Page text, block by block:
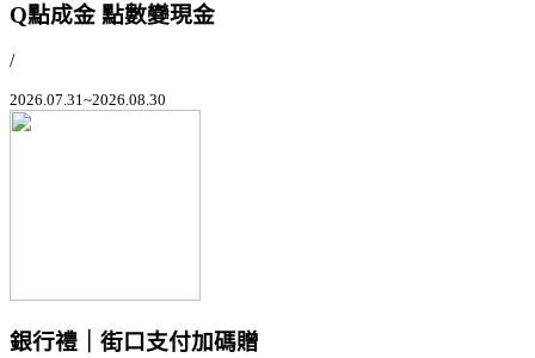
Q點成金 點數變現金
/
2026.07.31~2026.08.30
銀行禮｜街口支付加碼贈